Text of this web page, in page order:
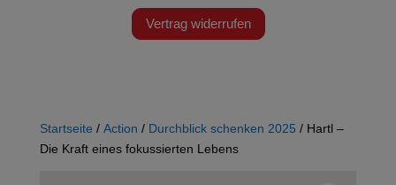
Vertrag widerrufen
Startseite / Action / Durchblick schenken 2025 / Hartl –
Die Kraft eines fokussierten Lebens